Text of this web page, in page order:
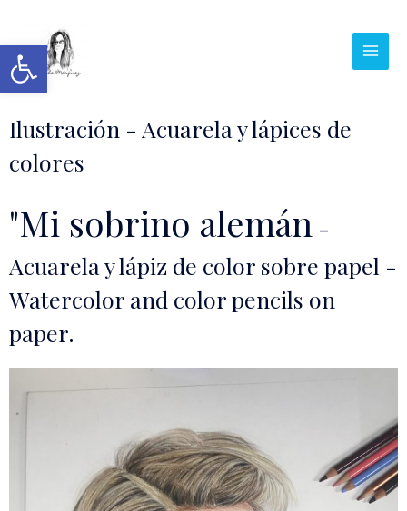
Abrir barra de herramientas
Ilustración - Acuarela y lápices de
colores
"Mi sobrino alemán -
Acuarela y lápiz de color sobre papel -
Watercolor and color pencils on
paper.